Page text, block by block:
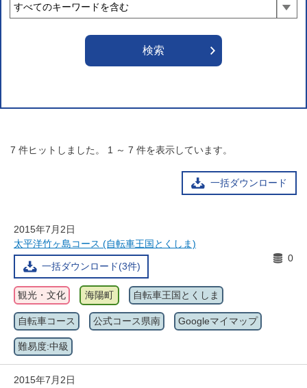
7 件ヒットしました。 1 ～ 7 件を表示しています。
一括ダウンロード
2015年7月2日
太平洋竹ヶ島コース (自転車王国とくしま)
一括ダウンロード(3件)
0
観光・文化 海陽町 自転車王国とくしま
自転車コース 公式コース県南 Googleマイマップ
難易度:中級
2015年7月2日